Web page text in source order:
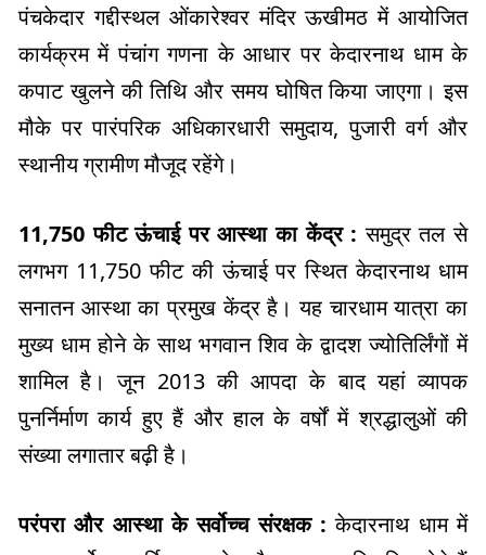
पंचकेदार गद्दीस्थल ओंकारेश्वर मंदिर ऊखीमठ में आयोजित
कार्यक्रम में पंचांग गणना के आधार पर केदारनाथ धाम के
कपाट खुलने की तिथि और समय घोषित किया जाएगा। इस
मौके पर पारंपरिक अधिकारधारी समुदाय, पुजारी वर्ग और
स्थानीय ग्रामीण मौजूद रहेंगे।
11,750 फीट ऊंचाई पर आस्था का केंद्र :समुद्र तल से
लगभग 11,750 फीट की ऊंचाई पर स्थित केदारनाथ धाम
सनातन आस्था का प्रमुख केंद्र है। यह चारधाम यात्रा का
मुख्य धाम होने के साथ भगवान शिव के द्वादश ज्योतिर्लिंगों में
शामिल है। जून 2013 की आपदा के बाद यहां व्यापक
पुनर्निर्माण कार्य हुए हैं और हाल के वर्षों में श्रद्धालुओं की
संख्या लगातार बढ़ी है।
परंपरा और आस्था के सर्वोच्च संरक्षक :केदारनाथ धाम में